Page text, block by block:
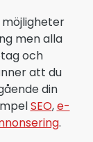
men alla
och
att du
din
SEO,e-
.